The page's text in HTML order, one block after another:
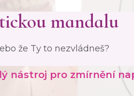
mandalu
že Ty to nezvládneš?
nástroj pro zmírnění